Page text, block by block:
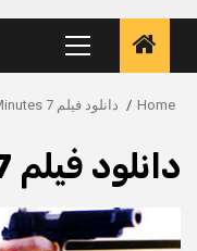
Primary
Menu
Home دانلود فیلم 7 Minutes دوبله
دانلود فیلم 7 Minutes دوبله